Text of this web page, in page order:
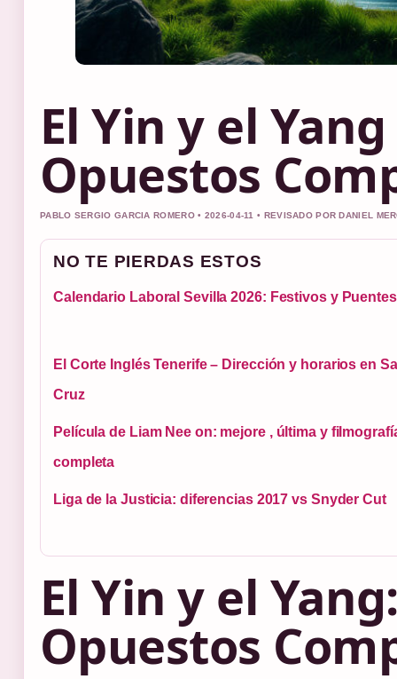
El Yin y el
Opuestos
PABLO SERGIO GARCIA ROMERO • 2026-04-11 • REVISADO POR DANIEL
NO TE PIERDAS ESTOS
Calendario Laboral Sevilla 2026: Festivos y Puentes
El Corte Inglés Tenerife – Dirección y horarios en
Cruz
Película de Liam Nee on: mejore , última y
completa
Liga de la Justicia: diferencias 2017 vs Snyder Cut
El Yin y el
Opuestos